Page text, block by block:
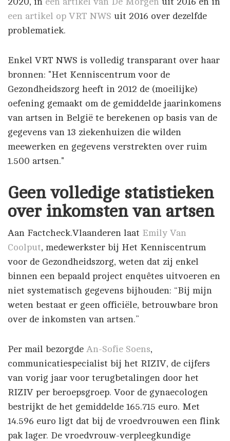
een artikel op VRT NWS uit 2016 over dezelfde
problematiek.
Enkel VRT NWS is volledig transparant over haar
bronnen: "Het Kenniscentrum voor de
Gezondheidszorg heeft in 2012 de (moeilijke)
oefening gemaakt om de gemiddelde jaarinkomens
van artsen in België te berekenen op basis van de
gegevens van 13 ziekenhuizen die wilden
meewerken en gegevens verstrekten over ruim
1.500 artsen."
Geen volledige statistieken
over inkomsten van artsen
Aan Factcheck.Vlaanderen laat Emily Van
Coolput, medewerkster bij Het Kenniscentrum
voor de Gezondheidszorg, weten dat zij enkel
binnen een bepaald project enquêtes uitvoeren en
niet systematisch gegevens bijhouden: “Bij mijn
weten bestaat er geen officiële, betrouwbare bron
over de inkomsten van artsen.”
Per mail bezorgde An-Sofie Soens,
communicatiespecialist bij het RIZIV, de cijfers
van vorig jaar voor terugbetalingen door het
RIZIV per beroepsgroep. Voor de gynaecologen
bestrijkt de het gemiddelde 165.715 euro. Met
14.596 euro ligt dat bij de vroedvrouwen een flink
pak lager. De vroedvrouw-verpleegkundige